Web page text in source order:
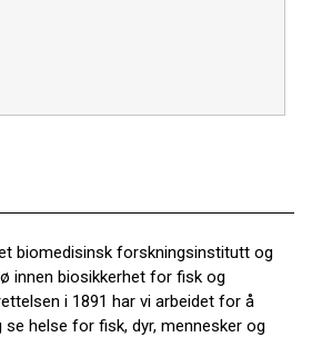
biomedisinsk forskningsinstitutt og
innen biosikkerhet for fisk og
i 1891 har vi arbeidet for å
helse for fisk, dyr, mennesker og